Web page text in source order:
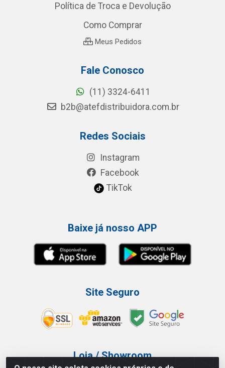
Política de Troca e Devolução
Como Comprar
Meus Pedidos
Fale Conosco
(11) 3324-6411
b2b@atefdistribuidora.com.br
Redes Sociais
Instagram
Facebook
TikTok
Baixe já nosso APP
Site Seguro
Loja / Showroom